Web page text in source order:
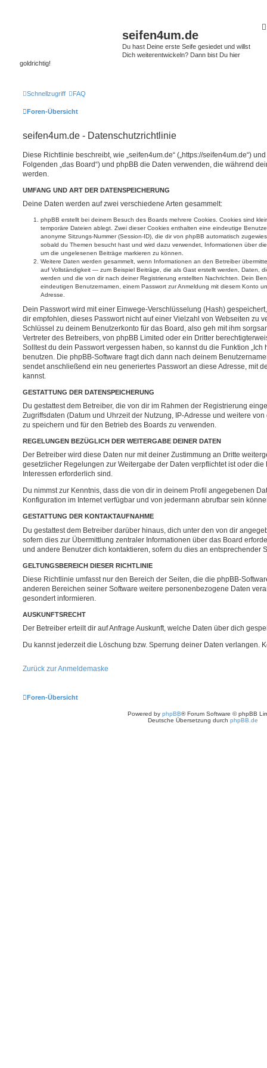
seifen4um.de
Du hast Deine erste Seife gesiedet und willst
Dich weiterentwickeln? Dann bist Du hier
goldrichtig!
Schnellzugriff FAQ
Foren-Übersicht
seifen4um.de - Datenschutzrichtlinie
Diese Richtlinie beschreibt, wie „seifen4um.de“ („https://seifen4um.de“)
Folgenden „das Board“) und phpBB die Daten verwenden, die während
werden.
UMFANG UND ART DER DATENSPEICHERUNG
Deine Daten werden auf zwei verschiedene Arten gesammelt:
phpBB erstellt bei deinem Besuch des Boards mehrere Cookies. Cookies sind
temporäre Dateien ablegt. Zwei dieser Cookies enthalten eine eindeutige
anonyme Sitzungs-Nummer (Session-ID), die dir von phpBB automatisch
sobald du Themen besucht hast und wird dazu verwendet, Informationen über
um die ungelesenen Beiträge markieren zu können.
Weitere Daten werden gesammelt, wenn Informationen an den Betreiber
auf Vollständigkeit — zum Beispiel Beiträge, die als Gast erstellt werden, Daten,
werden und die von dir nach deiner Registrierung erstellten Nachrichten. Dein
eindeutigen Benutzernamen, einem Passwort zur Anmeldung mit diesem Konto
Adresse.
Dein Passwort wird mit einer Einwege-Verschlüsselung (Hash)
dir empfohlen, dieses Passwort nicht auf einer Vielzahl von Webseiten zu
Schlüssel zu deinem Benutzerkonto für das Board, also geh mit ihm
Vertreter des Betreibers, von phpBB Limited oder ein Dritter
Solltest du dein Passwort vergessen haben, so kannst du die Funktion „Ich
benutzen. Die phpBB-Software fragt dich dann nach deinem
sendet anschließend ein neu generiertes Passwort an diese Adresse, mit
kannst.
GESTATTUNG DER DATENSPEICHERUNG
Du gestattest dem Betreiber, die von dir im Rahmen der Registrierung
Zugriffsdaten (Datum und Uhrzeit der Nutzung, IP-Adresse und weitere
zu speichern und für den Betrieb des Boards zu verwenden.
REGELUNGEN BEZÜGLICH DER WEITERGABE DEINER DATEN
Der Betreiber wird diese Daten nur mit deiner Zustimmung an Dritte
gesetzlicher Regelungen zur Weitergabe der Daten verpflichtet ist oder
Interessen erforderlich sind.
Du nimmst zur Kenntnis, dass die von dir in deinem Profil angegebenen
Konfiguration im Internet verfügbar und von jedermann abrufbar sein
GESTATTUNG DER KONTAKTAUFNAHME
Du gestattest dem Betreiber darüber hinaus, dich unter den von dir
sofern dies zur Übermittlung zentraler Informationen über das Board
und andere Benutzer dich kontaktieren, sofern du dies an entsprechender
GELTUNGSBEREICH DIESER RICHTLINIE
Diese Richtlinie umfasst nur den Bereich der Seiten, die die phpBB-
anderen Bereichen seiner Software weitere personenbezogene Daten
gesondert informieren.
AUSKUNFTSRECHT
Der Betreiber erteilt dir auf Anfrage Auskunft, welche Daten über dich
Du kannst jederzeit die Löschung bzw. Sperrung deiner Daten verlangen.
Zurück zur Anmeldemaske
Foren-Übersicht
Powered by phpBB® Forum Software © phpBB
Deutsche Übersetzung durch phpBB.de